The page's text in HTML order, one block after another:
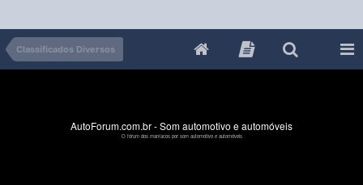
Classificados Diversos
AutoForum.com.br - Som automotivo e automóveis
O fórum dos maníacos por som automotivo e automóveis